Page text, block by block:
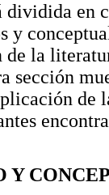
en
y
de la
sección
de
Y